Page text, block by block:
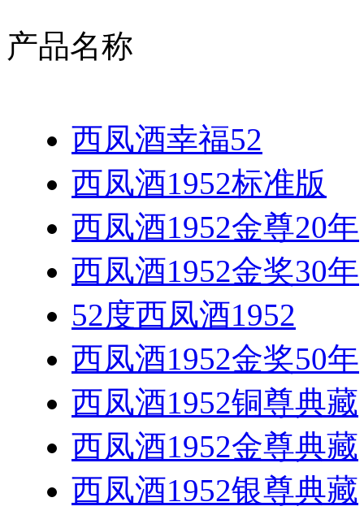
产品名称
西凤酒幸福52
西凤酒1952标准版
西凤酒1952金尊20年
西凤酒1952金奖30年
52度西凤酒1952
西凤酒1952金奖50年
西凤酒1952铜尊典藏
西凤酒1952金尊典藏
西凤酒1952银尊典藏